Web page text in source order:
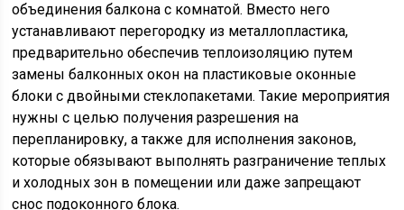
объединения балкона с комнатой. Вместо него
устанавливают перегородку из металлопластика,
предварительно обеспечив теплоизоляцию путем
замены балконных окон на пластиковые оконные
блоки с двойными стеклопакетами. Такие мероприятия
нужны с целью получения разрешения на
перепланировку, а также для исполнения законов,
которые обязывают выполнять разграничение теплых
и холодных зон в помещении или даже запрещают
снос подоконного блока.